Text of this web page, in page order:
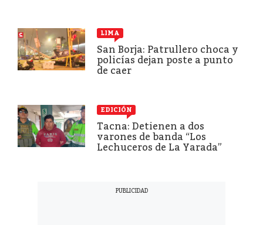
LIMA
San Borja: Patrullero choca y
policías dejan poste a punto
de caer
EDICIÓN
Tacna: Detienen a dos
varones de banda “Los
Lechuceros de La Yarada”